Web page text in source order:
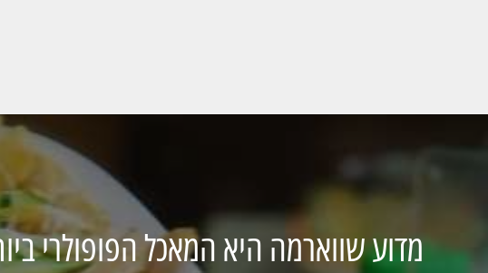
מדוע שווארמה היא המאכל הפופולרי